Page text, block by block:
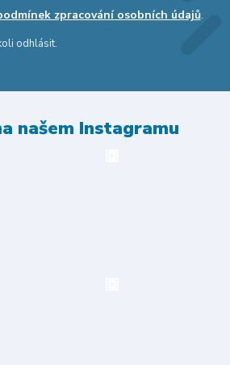
zpracování osobních údajů.
odhlásit.
našem Instagramu